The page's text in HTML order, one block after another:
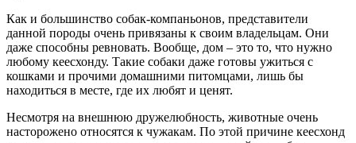
Как и большинство собак-компаньонов, представители
данной породы очень привязаны к своим владельцам. Они
даже способны ревновать. Вообще, дом – это то, что нужно
любому кеесхонду. Такие собаки даже готовы ужиться с
кошками и прочими домашними питомцами, лишь бы
находиться в месте, где их любят и ценят.
Несмотря на внешнюю дружелюбность, животные очень
насторожено относятся к чужакам. По этой причине кеесхонд